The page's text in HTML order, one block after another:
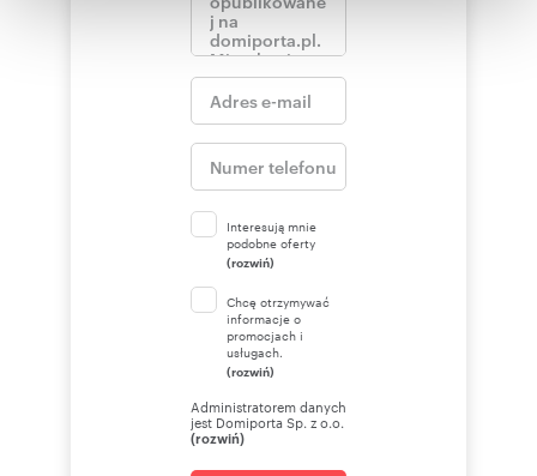
otrzymanymi od Ciebie lub uzyskanymi podczas
korzystania z ich usług.
nieruchomości ASARI CRM (asaricrm.com)
Numer oferty: 6/7963/OMW
Interesują mnie
podobne oferty
(rozwiń)
Chcę otrzymywać
informacje o
promocjach i
usługach.
(rozwiń)
Administratorem danych
jest Domiporta Sp. z o.o.
(rozwiń)